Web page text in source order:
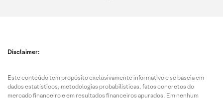
Disclaimer:
Este conteúdo tem propósito exclusivamente informativo e se baseia em
dados estatísticos, metodologias probabilísticas, fatos concretos do
mercado financeiro e em resultados financeiros apurados. Em nenhum